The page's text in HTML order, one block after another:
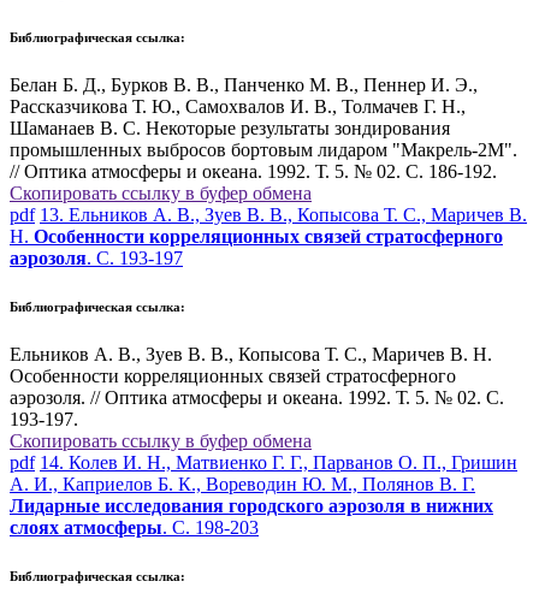
Библиографическая ссылка:
Белан Б. Д., Бурков В. В., Панченко М. В., Пеннер И. Э.,
Рассказчикова Т. Ю., Самохвалов И. В., Толмачев Г. Н.,
Шаманаев В. С. Некоторые результаты зондирования
промышленных выбросов бортовым лидаром "Макрель-2М".
// Оптика атмосферы и океана. 1992. Т. 5. № 02. С. 186-192.
Скопировать ссылку в буфер обмена
pdf 13. Ельников А. В., Зуев В. В., Копысова Т. С., Маричев В.
Н. Особенности корреляционных связей стратосферного
аэрозоля. С. 193-197
Библиографическая ссылка:
Ельников А. В., Зуев В. В., Копысова Т. С., Маричев В. Н.
Особенности корреляционных связей стратосферного
аэрозоля. // Оптика атмосферы и океана. 1992. Т. 5. № 02. С.
193-197.
Скопировать ссылку в буфер обмена
pdf 14. Колев И. Н., Матвиенко Г. Г., Парванов О. П., Гришин
А. И., Каприелов Б. К., Вореводин Ю. М., Полянов В. Г.
Лидарные исследования городского аэрозоля в нижних
слоях атмосферы. С. 198-203
Библиографическая ссылка: